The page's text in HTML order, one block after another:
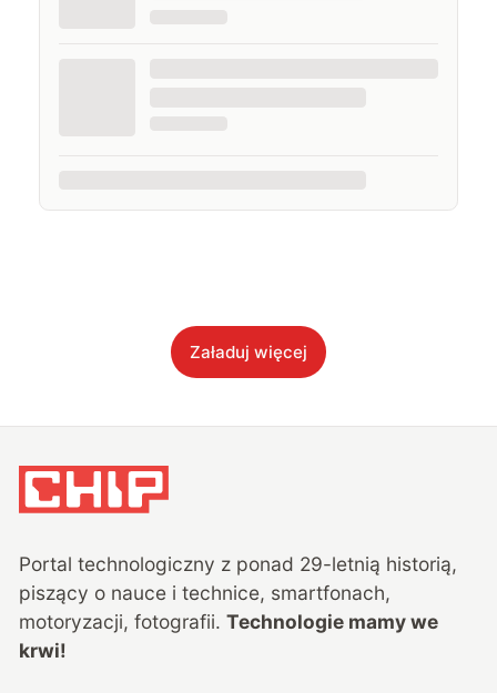
Załaduj więcej
Portal technologiczny z ponad 29-letnią historią,
piszący o nauce i technice, smartfonach,
motoryzacji, fotografii. Technologie mamy we
krwi!